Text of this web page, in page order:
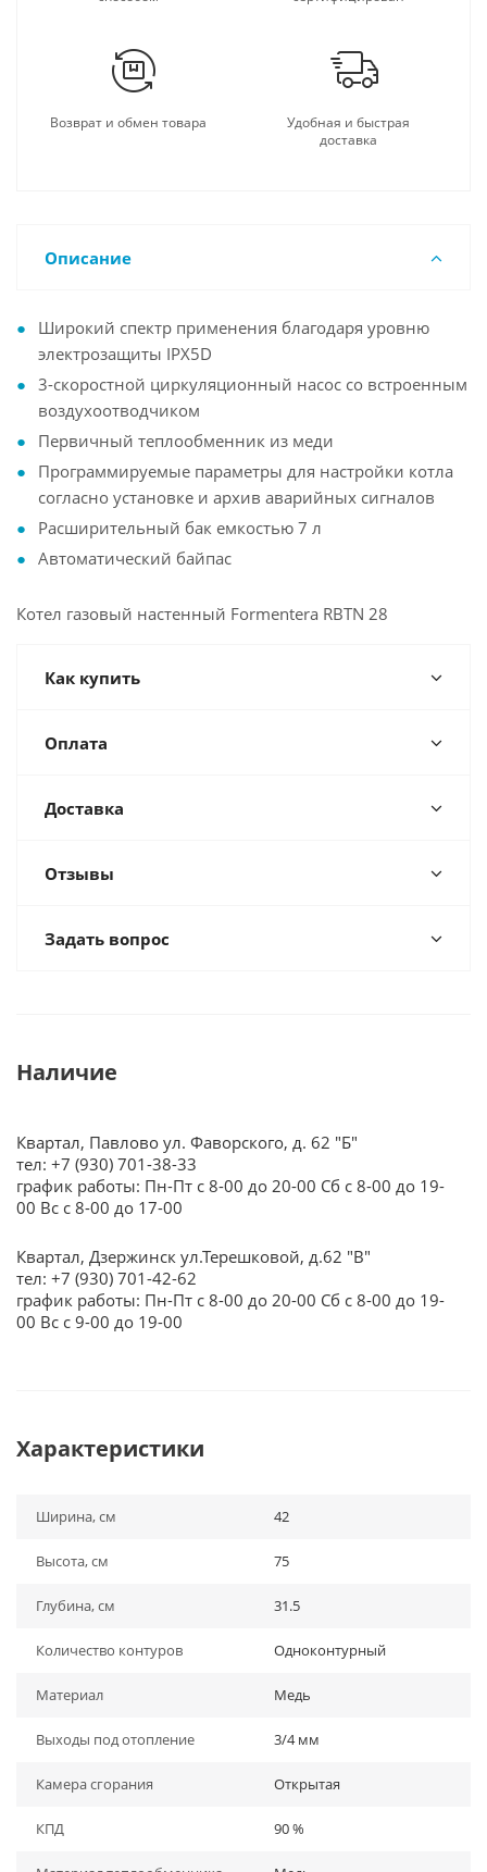
Возврат и обмен товара
Удобная и быстрая
доставка
Описание
Широкий спектр применения благодаря уровню
электрозащиты IPX5D
3-скоростной циркуляционный насос со встроенным
воздухоотводчиком
Первичный теплообменник из меди
Программируемые параметры для настройки котла
согласно установке и архив аварийных сигналов
Расширительный бак емкостью 7 л
Автоматический байпас
Котел газовый настенный Formentera RBTN 28
Как купить
Оплата
Доставка
Отзывы
Задать вопрос
Наличие
Квартал, Павлово ул. Фаворского, д. 62 "Б"
тел: +7 (930) 701-38-33
график работы: Пн-Пт с 8-00 до 20-00 Сб с 8-00 до 19-
00 Вс с 8-00 до 17-00
Квартал, Дзержинск ул.Терешковой, д.62 "В"
тел: +7 (930) 701-42-62
график работы: Пн-Пт с 8-00 до 20-00 Сб с 8-00 до 19-
00 Вс с 9-00 до 19-00
Характеристики
Ширина, см 42
Высота, см 75
Глубина, см 31.5
Количество контуров Одноконтурный
Материал Медь
Выходы под отопление 3/4 мм
Камера сгорания Открытая
КПД 90 %